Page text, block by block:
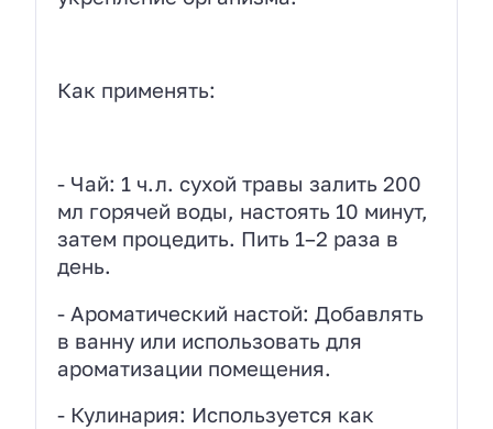
Как применять:
- Чай: 1 ч.л. сухой травы залить 200
мл горячей воды, настоять 10 минут,
затем процедить. Пить 1–2 раза в
день.
- Ароматический настой: Добавлять
в ванну или использовать для
ароматизации помещения.
- Кулинария: Используется как